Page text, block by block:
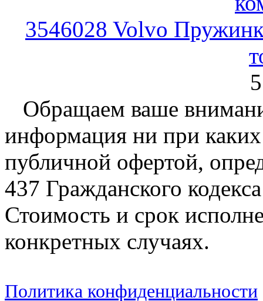
3546028 Volvo
Обращаем ваше
информация ни при каких
публичной офертой,
437 Гражданского
Стоимость и срок
конкретных случаях.
Политика конфиденциальности